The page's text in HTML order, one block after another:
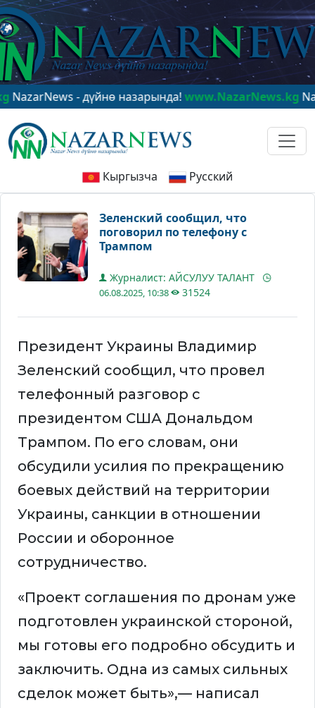
- дүйнө назарында!www.NazarNews.kg
Кыргызча Русский
Зеленский сообщил, что
поговорил по телефону с
Трампом
Журналист: АЙСУЛУУ ТАЛАНТ
06.08.2025, 10:38 31524
Президент Украины Владимир
Зеленский сообщил, что провел
телефонный разговор с
президентом США Дональдом
Трампом. По его словам, они
обсудили усилия по прекращению
боевых действий на территории
Украины, санкции в отношении
России и оборонное
сотрудничество.
«Проект соглашения по дронам уже
подготовлен украинской стороной,
мы готовы его подробно обсудить и
заключить. Одна из самых сильных
сделок может быть»,— написал